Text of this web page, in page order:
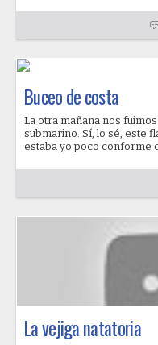
Buceo de costa
La otra mañana nos
submarino. Sí, lo sé, este
estaba yo poco conforme
La vejiga natatoria